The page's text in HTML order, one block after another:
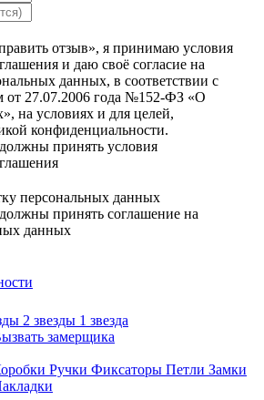
отзыв», я принимаю условия
и даю своё согласие на
данных, в соответствии с
от 27.07.2006 года №152-ФЗ «О
на условиях и для целей,
конфиденциальности.
принять условия
персональных данных
принять соглашение на
данных
2 звезды 1 звезда
замерщика
Ручки Фиксаторы Петли Замки